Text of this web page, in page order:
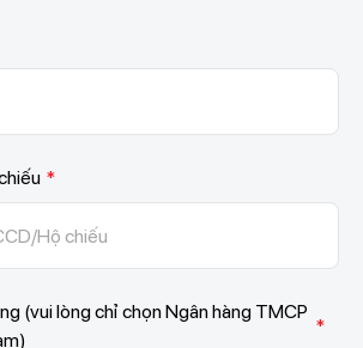
*
(vui lòng chỉ chọn Ngân hàng TMCP
*